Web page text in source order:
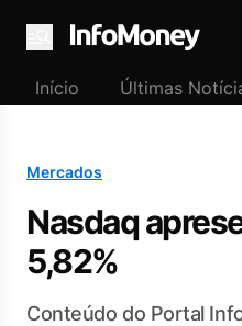
Menu
Início Últimas
Mercados
Nasdaq
5,82%
Conteúdo do Portal